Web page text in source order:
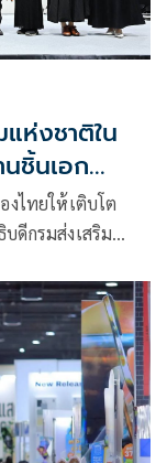
ห่งชาติใน
ชิ้นเอก
ไทยให้เติบโต
ดีกรมส่งเสริม
รมส่งเสริม
ห์หนังสือแห่งชาติ
24 ภายใต้ธีมงาน
าใหม่”